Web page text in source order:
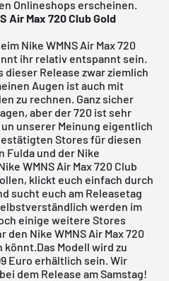
Onlineshops erscheinen.
Air Max 720 Club Gold
Nike WMNS Air Max 720
ihr relativ entspannt sein.
dieser Release zwar ziemlich
Augen ist auch mit
zu rechnen. Ganz sicher
aber der 720 ist sehr
unserer Meinung eigentlich
Stores für diesen
Fulda und der Nike
WMNS Air Max 720 Club
klickt euch einfach durch
sucht euch am Releasetag
werden im
einige weitere Stores
Nike WMNS Air Max 720
könnt.Das Modell wird zu
Euro erhältlich sein. Wir
dem Release am Samstag!